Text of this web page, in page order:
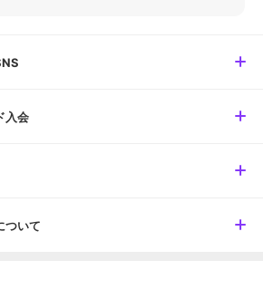
入会
ついて